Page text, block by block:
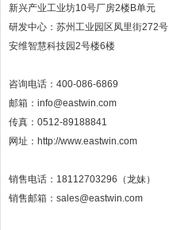
新兴产业工业坊10号厂房2楼B单元
研发中心：苏州工业园区凤里街272号
安维智慧科技园2号楼6楼
咨询电话：400-086-6869
邮箱：info@eastwin.com
传真：0512-89188841
网址：http://www.eastwin.com
销售电话：18112703296（龙妹）
销售邮箱：sales@eastwin.com